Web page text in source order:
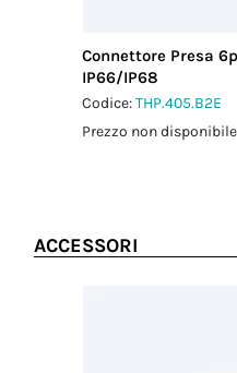
Connettore Presa
IP66/IP68
Codice:THP.405.B2E
Prezzo non disponibile
ACCESSORI